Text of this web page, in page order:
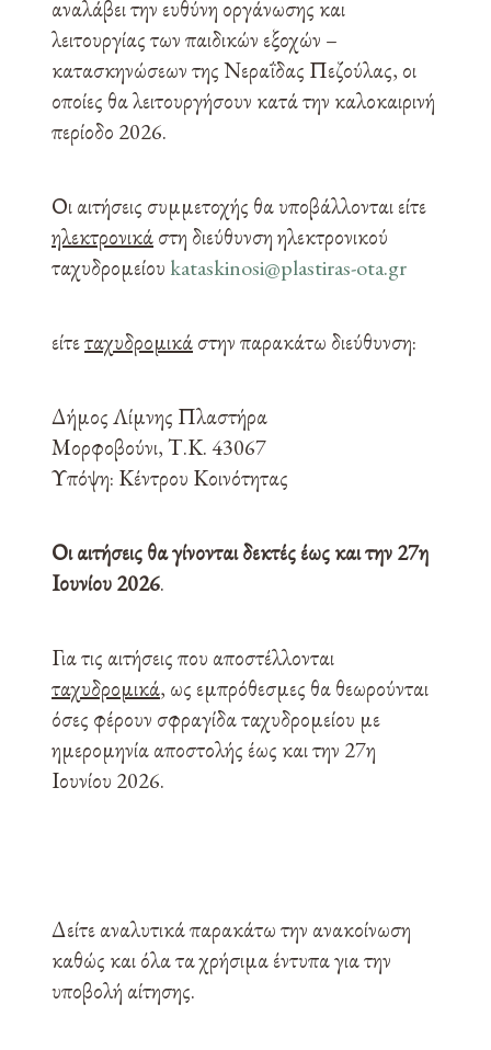
αναλάβει την ευθύνη οργάνωσης και
λειτουργίας των παιδικών εξοχών –
κατασκηνώσεων της Νεραΐδας Πεζούλας, οι
οποίες θα λειτουργήσουν κατά την καλοκαιρινή
περίοδο 2026.
Οι αιτήσεις συμμετοχής θα υποβάλλονται είτε
ηλεκτρονικάστη διεύθυνση ηλεκτρονικού
ταχυδρομείου kataskinosi@plastiras-ota.gr
είτεταχυδρομικάστην παρακάτω διεύθυνση:
Δήμος Λίμνης Πλαστήρα
Μορφοβούνι, Τ.Κ. 43067
Υπόψη: Κέντρου Κοινότητας
Οι αιτήσεις θα γίνονται δεκτές έως και την27η
Ιουνίου 2026.
Για τις αιτήσεις που αποστέλλονται
ταχυδρομικά, ως εμπρόθεσμες θα θεωρούνται
όσες φέρουν σφραγίδα ταχυδρομείου με
ημερομηνία αποστολής έως και την 27η
Ιουνίου 2026.
Δείτε αναλυτικά παρακάτω την ανακοίνωση
καθώς και όλα τα χρήσιμα έντυπα για την
υποβολή αίτησης.